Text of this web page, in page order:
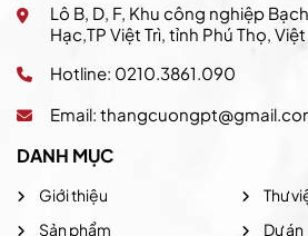
Lô B, D, F, Khu công nghiệp
Hạc,TP Việt Trì, tỉnh Phú Thọ,
Hotline: 0210.3861.090
Email:
DANH MỤC
Giới thiệu
Sản phẩm
Thư
Dự án